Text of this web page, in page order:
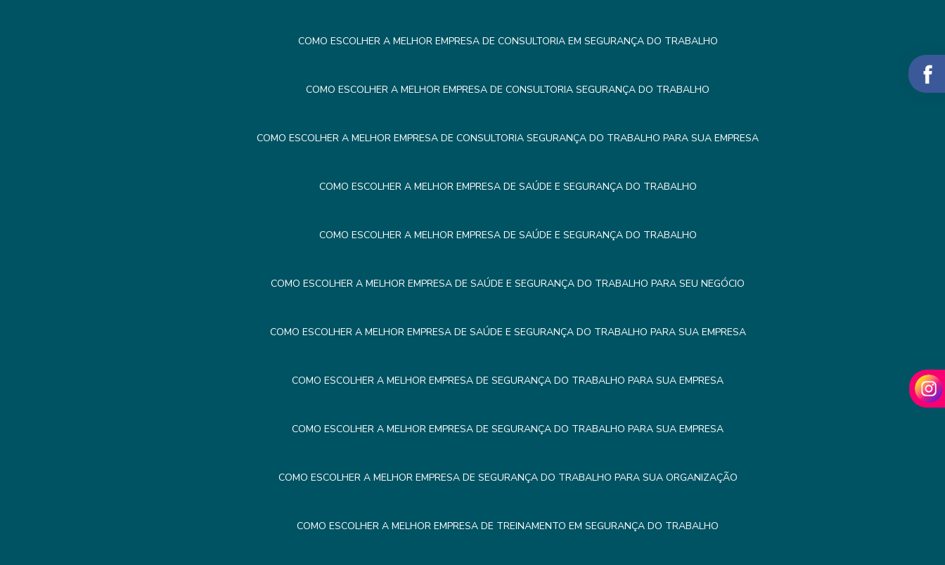
COMO ESCOLHER A MELHOR EMPRESA DE CONSULTORIA EM SEGURANÇA DO TRABALHO
COMO ESCOLHER A MELHOR EMPRESA DE CONSULTORIA SEGURANÇA DO TRABALHO
COMO ESCOLHER A MELHOR EMPRESA DE CONSULTORIA SEGURANÇA DO TRABALHO PARA SUA EMPRESA
COMO ESCOLHER A MELHOR EMPRESA DE SAÚDE E SEGURANÇA DO TRABALHO
COMO ESCOLHER A MELHOR EMPRESA DE SAÚDE E SEGURANÇA DO TRABALHO
COMO ESCOLHER A MELHOR EMPRESA DE SAÚDE E SEGURANÇA DO TRABALHO PARA SEU NEGÓCIO
COMO ESCOLHER A MELHOR EMPRESA DE SAÚDE E SEGURANÇA DO TRABALHO PARA SUA EMPRESA
COMO ESCOLHER A MELHOR EMPRESA DE SEGURANÇA DO TRABALHO PARA SUA EMPRESA
COMO ESCOLHER A MELHOR EMPRESA DE SEGURANÇA DO TRABALHO PARA SUA EMPRESA
COMO ESCOLHER A MELHOR EMPRESA DE SEGURANÇA DO TRABALHO PARA SUA ORGANIZAÇÃO
COMO ESCOLHER A MELHOR EMPRESA DE TREINAMENTO EM SEGURANÇA DO TRABALHO